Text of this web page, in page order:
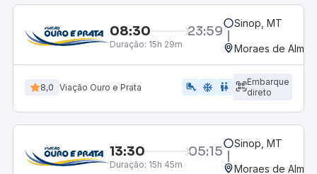
08:30 23:59
Duração: 15h 29m
Sinop, MT
Moraes de
8,0 Viação Ouro e Prata airline_seat_legroom_extra ac_unit WC
Embarque
direto
13:30 05:15
Duração: 15h 45m
Sinop, MT
Moraes de